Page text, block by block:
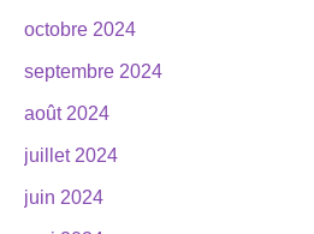
octobre 2024
septembre 2024
août 2024
juillet 2024
juin 2024